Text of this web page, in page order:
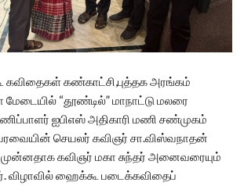
கண்காட்சி,புத்தக அரங்கம்
மேடையில் “தூண்டில்” மாநாட்டு மலரை
ஐபிஎஸ் அதிகாரி மணி சண்முகம்
செயலர் கவிஞர் சா.விஸ்வநாதன்
கவிஞர் மகா சுந்தர் அனைவரையும்
விழாவில் ஹைக்கூ படைக்கவிதைப்